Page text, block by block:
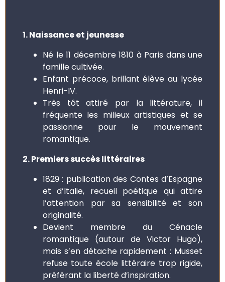
1. Naissance et jeunesse
Né le 11 décembre 1810 à Paris dans une
famille cultivée.
Enfant précoce, brillant élève au lycée
Henri-IV.
Très tôt attiré par la littérature, il
fréquente les milieux artistiques et se
passionne pour le mouvement
romantique.
2. Premiers succès littéraires
1829 : publication des Contes d’Espagne
et d’Italie, recueil poétique qui attire
l’attention par sa sensibilité et son
originalité.
Devient membre du Cénacle
romantique (autour de Victor Hugo),
mais s’en détache rapidement : Musset
refuse toute école littéraire trop rigide,
préférant la liberté d’inspiration.